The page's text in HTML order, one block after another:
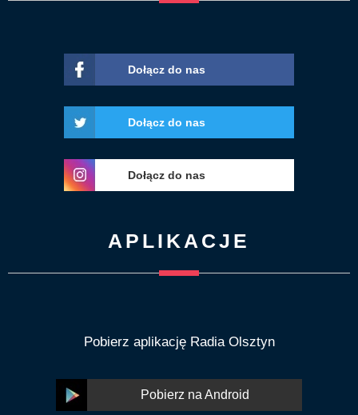
Dołącz do nas
Dołącz do nas
Dołącz do nas
APLIKACJE
Pobierz aplikację Radia Olsztyn
Pobierz na Android